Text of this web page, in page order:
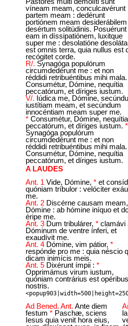
víneam meam, conculcavérunt
partem meam : dedérunt
portiónem meam
desértum solitúdinis. Posuérunt
eam in díssipatiónem, luxitque
super me : desolatióne desoláta
est omnis terra, quia nullus est
recógitet corde.
R/. Synagóga populórum
circumdedérunt me : et non
réddidi retribuéntibus mihi mala.
Consumétur, Dómine, nequítia
peccatórum, et díriges iustum.
V/. Iúdica me, Dómine,
iustítiam meam, et secúndum
innocéntiam meam super me.
* Consumétur, Dómine, nequítia
peccatórum, et díriges iustum. *
Synagóga populórum
circumdedérunt me : et non
réddidi retribuéntibus mihi mala.
Consumétur, Dómine, nequítia
peccatórum, et díriges iustum.
A LAUDES
Ant. 1 Vide, Dómine, * et
quóniam tríbulor : velóciter
me.
Ant. 2 Discérne causam meam,
Dómine : ab hómine iníquo et
éripe me.
Ant. 3 Dum tribulárer, * clamávi
Dóminum de ventre ínferi, et
exaudívit me.
Ant. 4 Dómine, vim pátior, *
respónde pro me : quia néscio
dicam inimícis meis.
Ant. 5 Dixérunt ímpii : *
Opprimámus virum iustum,
quóniam contrárius est opéribus
nostris.
Ad Bened. Ant. Ante diem
festum * Paschæ, sciens
Iesus quia venit hora eius,